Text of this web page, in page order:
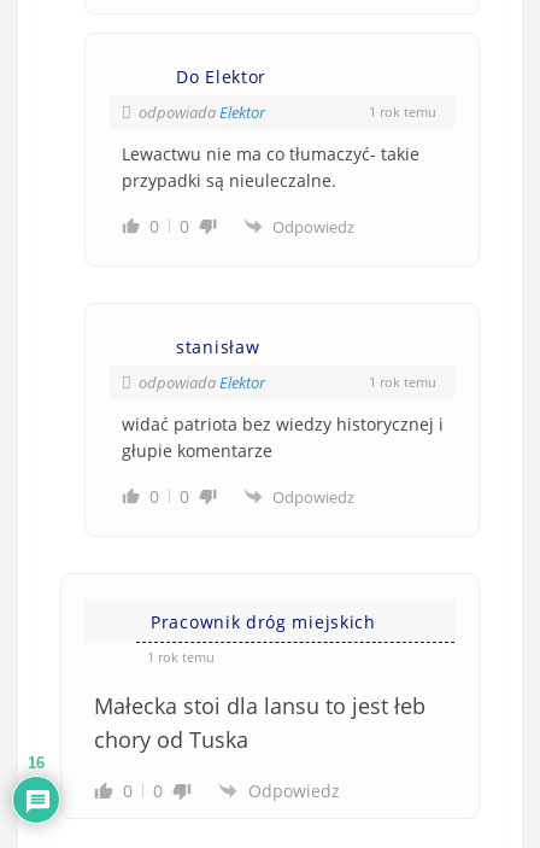
Do Elektor
odpowiadaElektor 1 rok temu
Lewactwu nie ma co tłumaczyć- takie
przypadki są nieuleczalne.
0
0 Odpowiedz
stanisław
odpowiadaElektor 1 rok temu
widać patriota bez wiedzy historycznej i
głupie komentarze
0
0 Odpowiedz
Pracownik dróg miejskich
1 rok temu
Małecka stoi dla lansu to jest łeb
chory od Tuska
0 0 Odpowiedz
16